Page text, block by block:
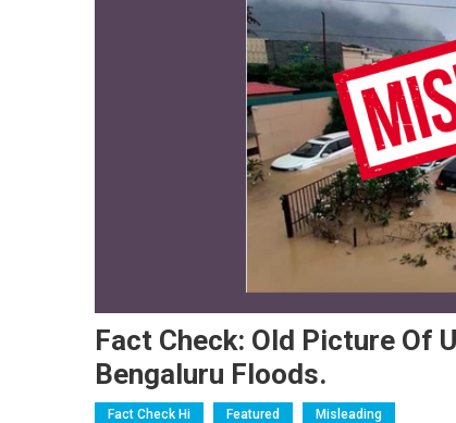
Fact Check: Old Picture Of
Bengaluru Floods.
Fact Check Hi Featured Misleading